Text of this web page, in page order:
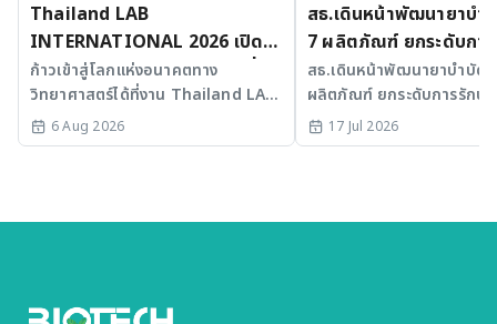
Thailand LAB
INTERNATIONAL 2026 เปิด
เวที AI รวม 3 งานใหญ่ ขับเคลื่อน
ไทยสู่ศูนย์กลางนวัตกรรมอาเซียน
ก้าวเข้าสู่โลกแห่งอนาคตทาง
วิทยาศาสตร์ได้ที่งาน Thailand LAB
INTERNATIONAL 2026
6 Aug 2026
สธ.เดินหน้าพัฒนายาบำ
7 ผลิตภัณฑ์ ยกระดับกา
มะเร็งและ SLE
สธ.เดินหน้าพัฒนายาบำบัด
ผลิตภัณฑ์ ยกระดับการรักษา
SLE พร้อมเร่ง Medical AI
ประเทศไทย
17 Jul 2026